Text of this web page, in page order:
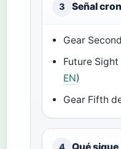
3 Señal
Gear
Future
EN)
Gear Fifth
4